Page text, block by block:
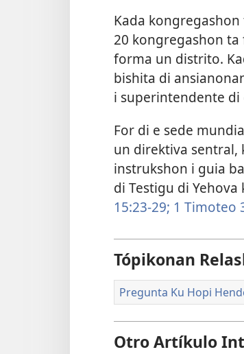
Kada
20 kongregashon
forma un distrito.
bishita di
i superintendente
For di e sede
un direktiva sentral,
instrukshon i guia
di Testigu di
15:23-29; 1 Timoteo
Tópikonan
Pregunta Ku Hopi
Otro Artíkulo